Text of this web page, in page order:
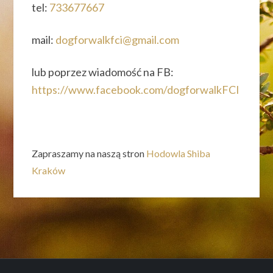
tel: 733677667
mail: dogforwalkfci@gmail.com
lub poprzez wiadomość na FB:
https://www.facebook.com/dogforwalkFCI
Zapraszamy na naszą stron Hodowla Shiba
Kraków